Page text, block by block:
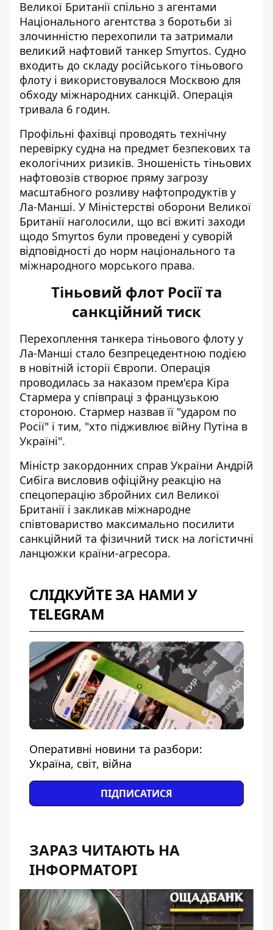
Великої Британії спільно з агентами
Національного агентства з боротьби зі
злочинністю перехопили та затримали
великий нафтовий танкер Smyrtos. Судно
входить до складу російського тіньового
флоту і використовувалося Москвою для
обходу міжнародних санкцій. Операція
тривала 6 годин.
Профільні фахівці проводять технічну
перевірку судна на предмет безпекових та
екологічних ризиків. Зношеність тіньових
нафтовозів створює пряму загрозу
масштабного розливу нафтопродуктів у
Ла-Манші. У Міністерстві оборони Великої
Британії наголосили, що всі вжиті заходи
щодо Smyrtos були проведені у суворій
відповідності до норм національного та
міжнародного морського права.
Тіньовий флот Росії та
санкційний тиск
Перехоплення танкера тіньового флоту у
Ла-Манші стало безпрецедентною подією
в новітній історії Європи. Операція
проводилась за наказом прем'єра Кіра
Стармера у співпраці з французькою
стороною. Стармер назвав її "ударом по
Росії" і тим, "хто підживлює війну Путіна в
Україні".
Міністр закордонних справ України Андрій
Сибіга висловив офіційну реакцію на
спецоперацію збройних сил Великої
Британії і закликав міжнародне
співтовариство максимально посилити
санкційний та фізичний тиск на логістичні
ланцюжки країни-агресора.
СЛІДКУЙТЕ ЗА НАМИ У
TELEGRAM
Оперативні новини та разбори:
Україна, світ, війна
ПІДПИСАТИСЯ
ЗАРАЗ ЧИТАЮТЬ НА
ІНФОРМАТОРІ